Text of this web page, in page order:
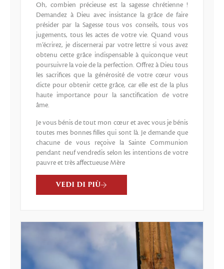
Oh, combien précieuse est la sagesse chrétienne !
Demandez à Dieu avec insistance la grâce de faire
présider par la Sagesse tous vos conseils, tous vos
jugements, tous les actes de votre vie. Quand vous
m’écrirez, je discernerai par votre lettre si vous avez
obtenu cette grâce indispensable à quiconque veut
poursuivre la voie de la perfection. Offrez à Dieu tous
les sacrifices que la générosité de votre cœur vous
dicte pour obtenir cette grâce, car elle est de la plus
haute importance pour la sanctification de votre
âme.
Je vous bénis de tout mon cœur et avec vous je bénis
toutes mes bonnes filles qui sont là. Je demande que
chacune de vous reçoive la Sainte Communion
pendant neuf vendredis selon les intentions de votre
pauvre et très affectueuse Mère
VEDI DI PIÙ